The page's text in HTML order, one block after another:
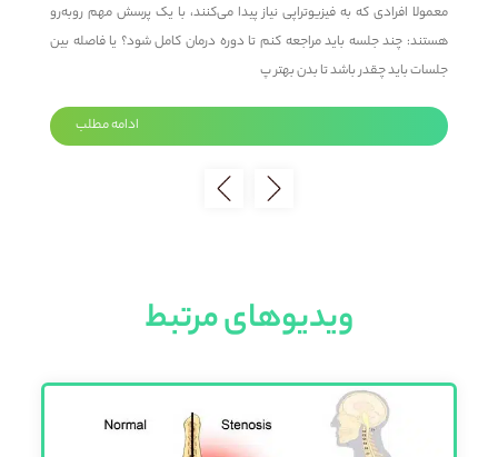
معمولا افرادی که به فیزیوتراپی نیاز پیدا می‌کنند، با یک پرسش مهم روبه‌رو
هستند: چند جلسه باید مراجعه کنم تا دوره درمان کامل شود؟ یا فاصله بین
جلسات باید چقدر باشد تا بدن بهتر پ
ادامه مطلب
ویدیوهای مرتبط